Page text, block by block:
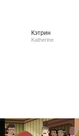
Кэтрин
Katherine